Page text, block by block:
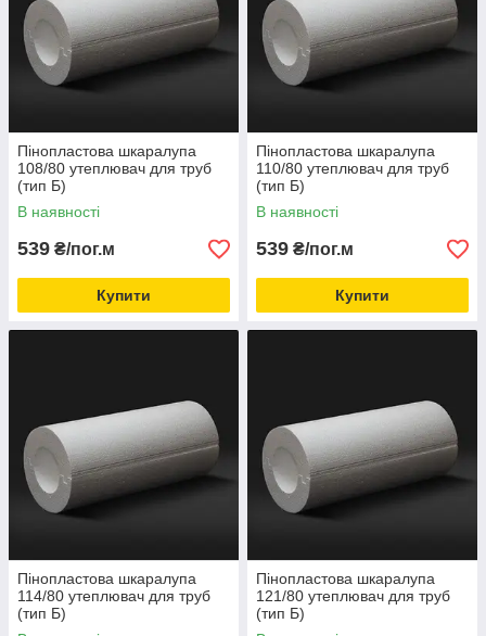
Пінопластова шкаралупа
108/80 утеплювач для труб
(тип Б)
В наявності
539 ₴/пог.м
Купити
Пінопластова шкаралупа
110/80 утеплювач для труб
(тип Б)
В наявності
539 ₴/пог.м
Купити
Пінопластова шкаралупа
114/80 утеплювач для труб
(тип Б)
Пінопластова шкаралупа
121/80 утеплювач для труб
(тип Б)